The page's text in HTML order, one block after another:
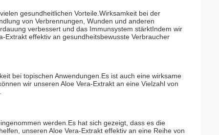
gesundheitlichen Vorteile.Wirksamkeit bei der
von Verbrennungen, Wunden und anderen
verbessert und das Immunsystem stärktIndem wir
Extrakt effektiv an gesundheitsbewusste Verbraucher
bei topischen Anwendungen.Es ist auch eine wirksame
wir unseren Aloe Vera-Extrakt an eine Vielzahl von
werden.Es hat sich gezeigt, dass es die
unseren Aloe Vera-Extrakt effektiv an eine Reihe von